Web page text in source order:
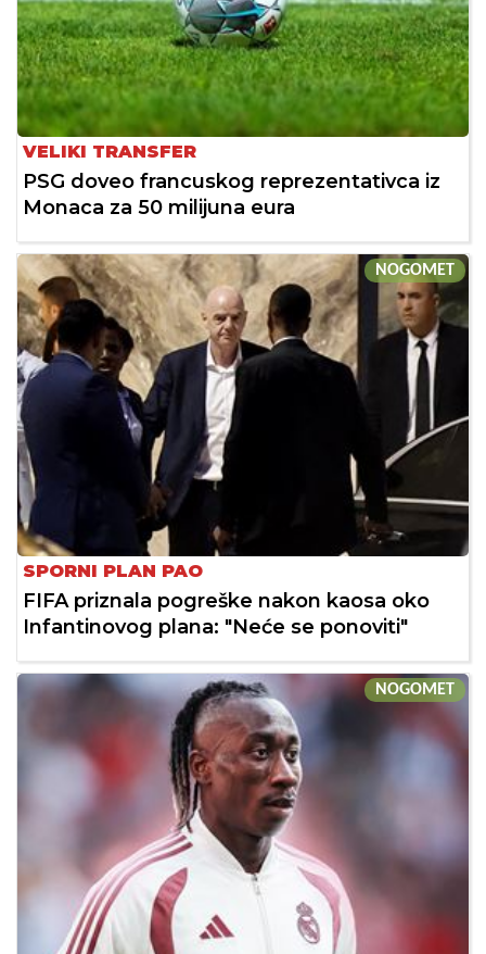
VELIKI TRANSFER
PSG doveo francuskog reprezentativca iz
Monaca za 50 milijuna eura
NOGOMET
SPORNI PLAN PAO
FIFA priznala pogreške nakon kaosa oko
Infantinovog plana: "Neće se ponoviti"
NOGOMET